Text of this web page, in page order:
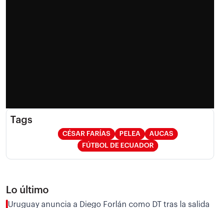
Tags
CÉSAR FARÍAS PELEA
AUCAS
FÚTBOL DE ECUADOR
Lo último
Uruguay anuncia a Diego Forlán como DT tras la salida